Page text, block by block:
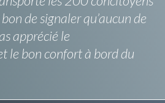
de signaler qu’aucun de
apprécié le
le bon confort à bord du